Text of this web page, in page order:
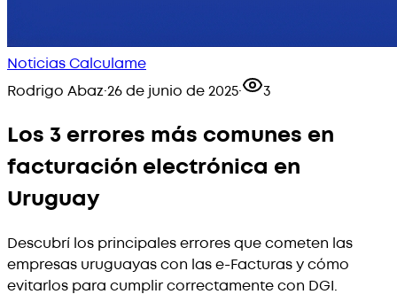
Noticias Calculame
Rodrigo Abaz·26 de junio de 2025· 3
Los 3 errores más comunes en
facturación electrónica en
Uruguay
Descubrí los principales errores que cometen las
empresas uruguayas con las e-Facturas y cómo
evitarlos para cumplir correctamente con DGI.